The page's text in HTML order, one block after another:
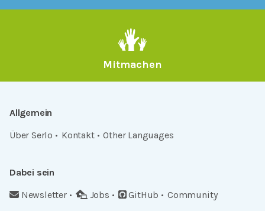
Mitmachen
Allgemein
Über Serlo
Kontakt Other Languages
Dabei sein
Newsletter
Jobs GitHub Community